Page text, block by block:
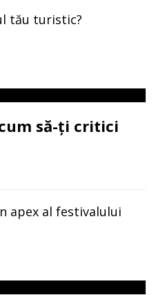
tău turistic?
să-ți critici
apex al festivalului